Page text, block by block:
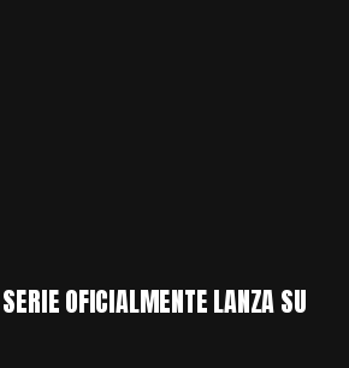
OFICIALMENTE LANZA SU